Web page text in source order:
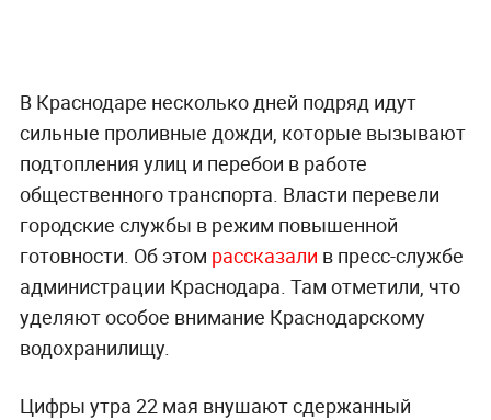
В Краснодаре несколько дней подряд идут
сильные проливные дожди, которые вызывают
подтопления улиц и перебои в работе
общественного транспорта. Власти перевели
городские службы в режим повышенной
готовности. Об этом рассказали в пресс-службе
администрации Краснодара. Там отметили, что
уделяют особое внимание Краснодарскому
водохранилищу.
Цифры утра 22 мая внушают сдержанный